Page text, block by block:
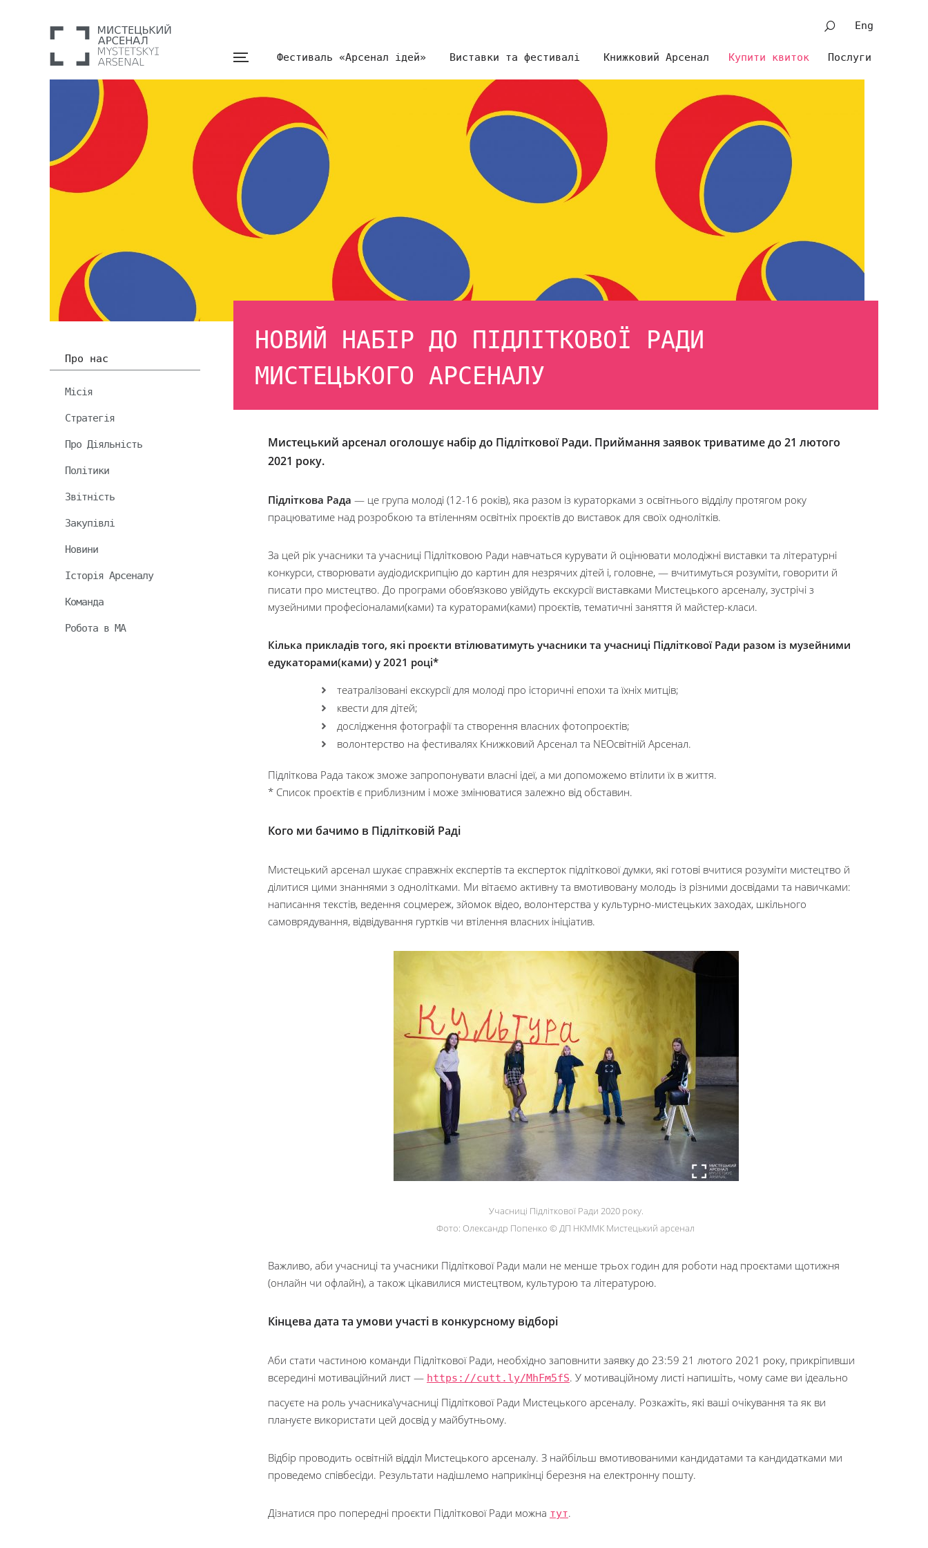
Eng
Фестиваль «Арсенал ідей» Виставки та фестивалі Книжковий Арсенал Послуги
Купити квиток
Про нас
Місія
Стратегія
Про Діяльність
Політики
Звітність
Закупівлі
Новини
Історія Арсеналу
Команда
Робота в МА
НОВИЙ НАБІР ДО ПІДЛІТКОВОЇ РАДИ
МИСТЕЦЬКОГО АРСЕНАЛУ
Мистецький арсенал оголошує набір до Підліткової Ради. Приймання заявок триватиме до 21 лютого
2021 року.
Підліткова Рада — це група молоді (12-16 років), яка разом із кураторками з освітнього відділу протягом року
працюватиме над розробкою та втіленням освітніх проєктів до виставок для своїх однолітків.
За цей рік учасники та учасниці Підлітковою Ради навчаться курувати й оцінювати молодіжні виставки та літературні
конкурси, створювати аудіодискрипцію до картин для незрячих дітей і, головне, — вчитимуться розуміти, говорити й
писати про мистецтво. До програми обов’язково увійдуть екскурсії виставками Мистецького арсеналу, зустрічі з
музейними професіоналами(ками) та кураторами(ками) проєктів, тематичні заняття й майстер-класи.
Кілька прикладів того, які проєкти втілюватимуть учасники та учасниці Підліткової Ради разом із музейними
едукаторами(ками) у 2021 році*
театралізовані екскурсії для молоді про історичні епохи та їхніх митців;
квести для дітей;
дослідження фотографії та створення власних фотопроєктів;
волонтерство на фестивалях Книжковий Арсенал та NEOсвітній Арсенал.
Підліткова Рада також зможе запропонувати власні ідеї, а ми допоможемо втілити їх в життя.
* Список проєктів є приблизним і може змінюватися залежно від обставин.
Кого ми бачимо в Підлітковій Раді
Мистецький арсенал шукає справжніх експертів та експерток підліткової думки, які готові вчитися розуміти мистецтво й
ділитися цими знаннями з однолітками. Ми вітаємо активну та вмотивовану молодь із різними досвідами та навичками:
написання текстів, ведення соцмереж, зйомок відео, волонтерства у культурно-мистецьких заходах, шкільного
самоврядування, відвідування гуртків чи втілення власних ініціатив.
Учасниці Підліткової Ради 2020 року.
Фото: Олександр Попенко © ДП НКММК Мистецький арсенал
Важливо, аби учасниці та учасники Підліткової Ради мали не менше трьох годин для роботи над проєктами щотижня
(онлайн чи офлайн), а також цікавилися мистецтвом, культурою та літературою.
Кінцева дата та умови участі в конкурсному відборі
Аби стати частиною команди Підліткової Ради, необхідно заповнити заявку до 23:59 21 лютого 2021 року, прикріпивши
всередині мотиваційний лист — https://cutt.ly/MhFm5fS. У мотиваційному листі напишіть, чому саме ви ідеально
пасуєте на роль учасника\учасниці Підліткової Ради Мистецького арсеналу. Розкажіть, які ваші очікування та як ви
плануєте використати цей досвід у майбутньому.
Відбір проводить освітній відділ Мистецького арсеналу. З найбільш вмотивованими кандидатами та кандидатками ми
проведемо співбесіди. Результати надішлемо наприкінці березня на електронну пошту.
Дізнатися про попередні проєкти Підліткової Ради можна тут.